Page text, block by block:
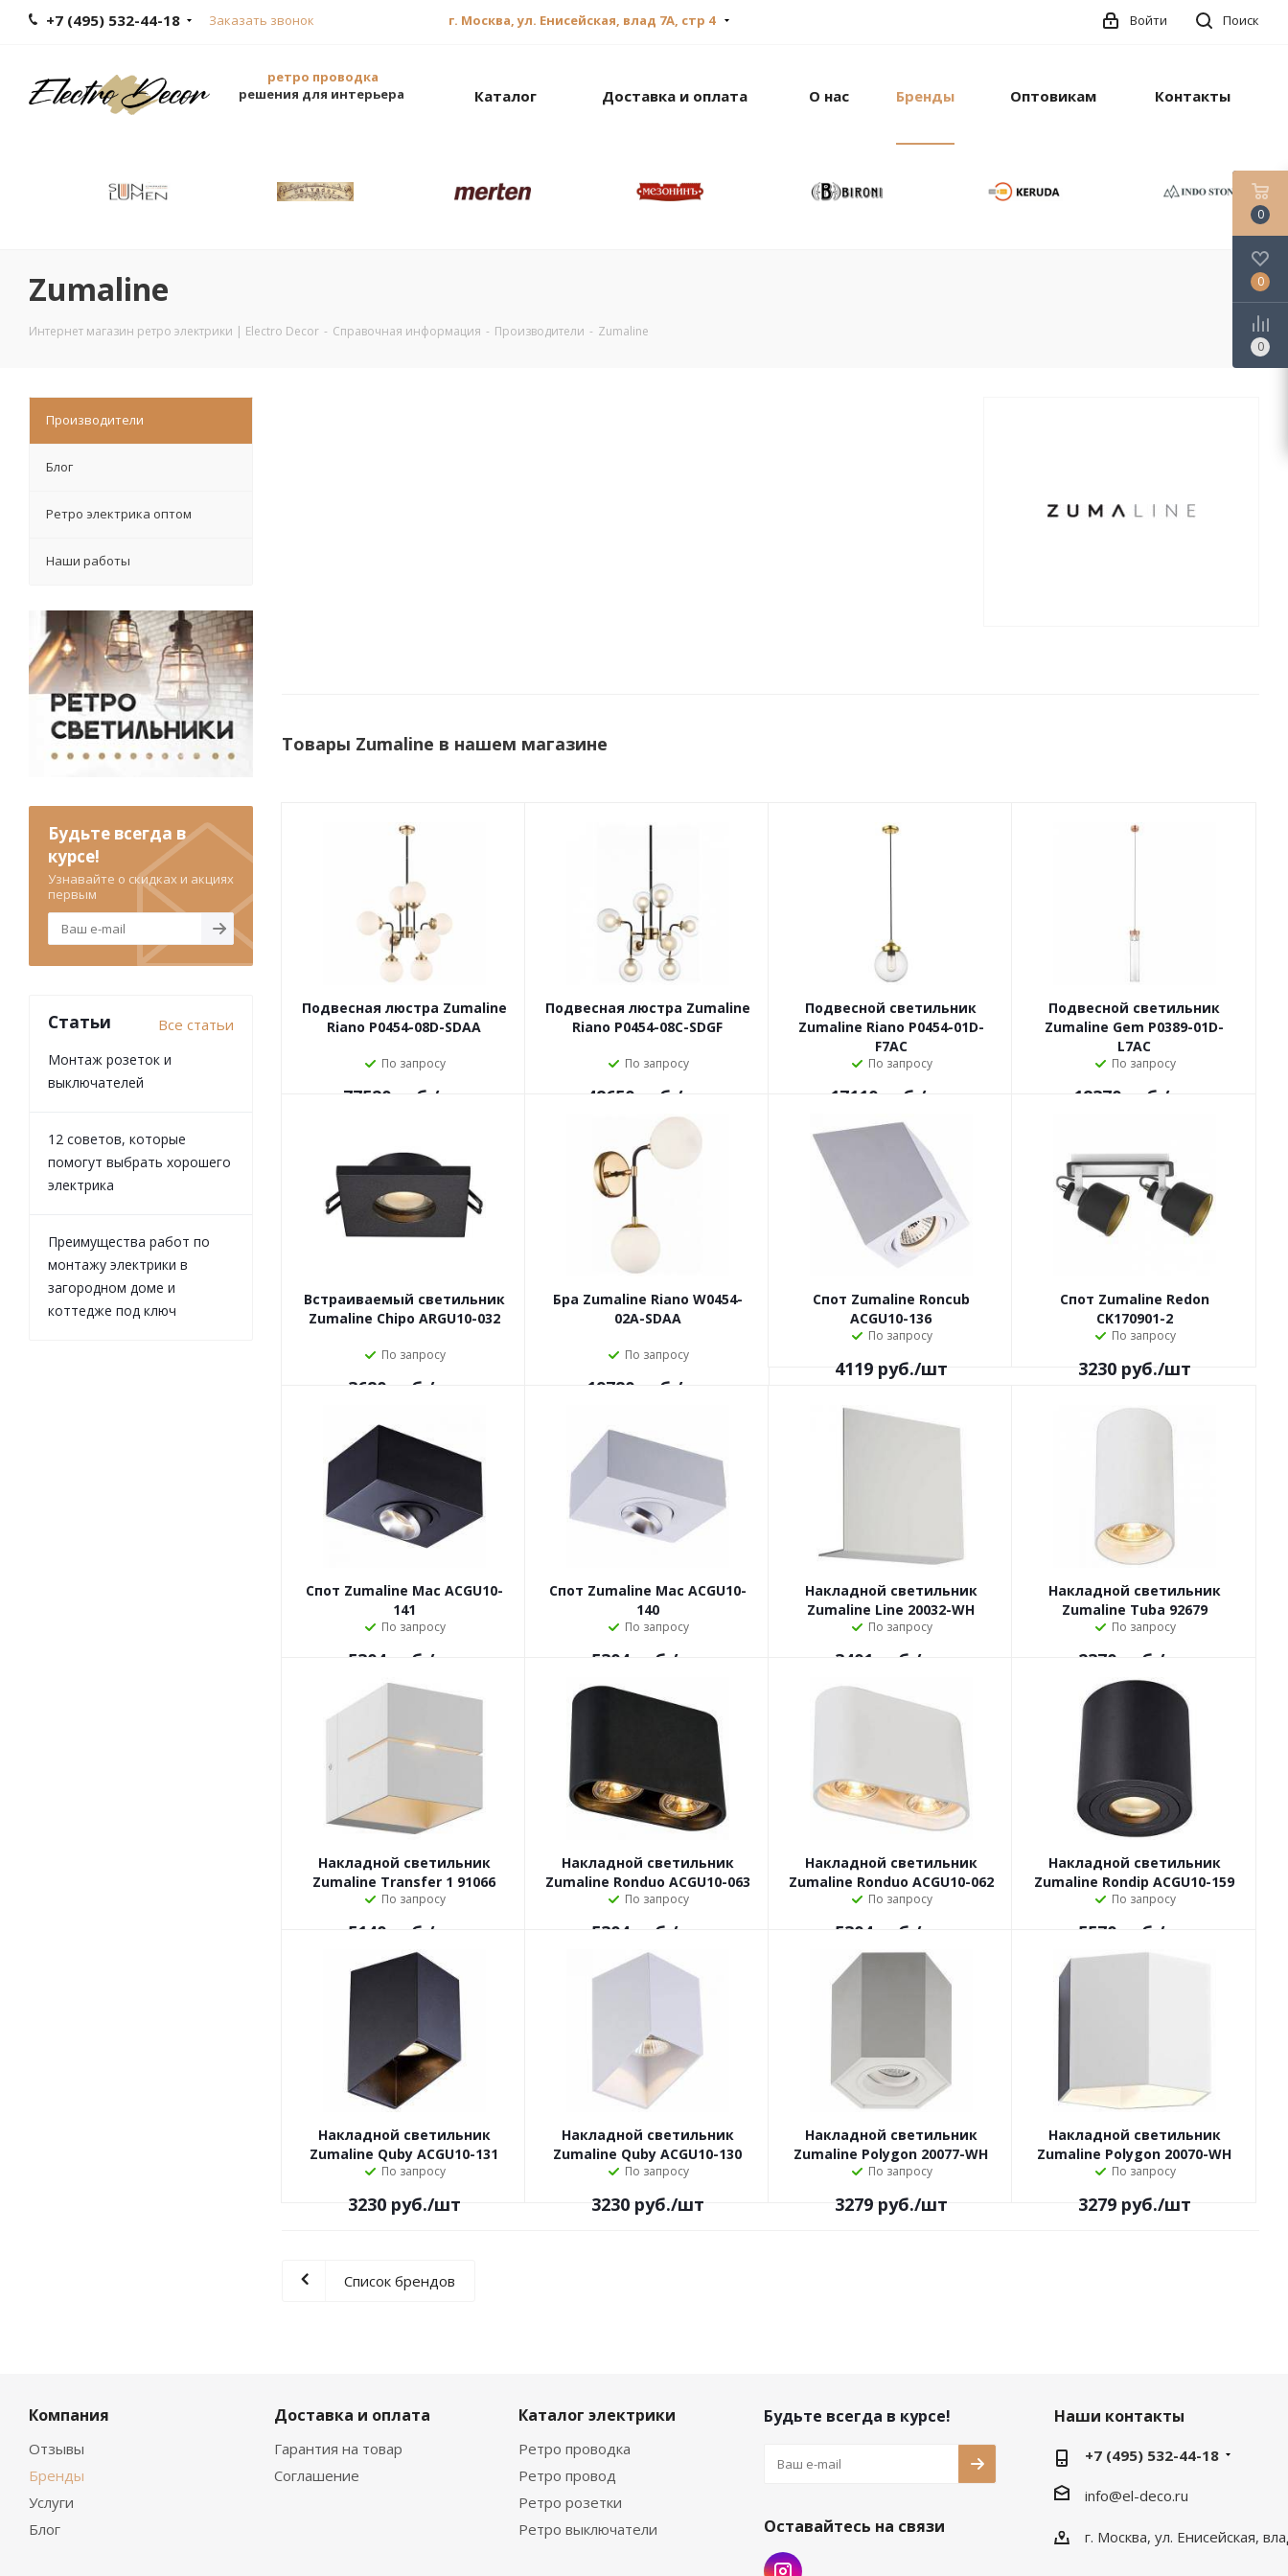
+7 (495) 532-44-18 Заказать звонок г. Москва, ул. Енисейская, влад 7А, стр 4 Поиск
Войти
ретро проводка
решения для интерьера
Каталог Доставка и оплата О нас Бренды Оптовикам Контакты
Zumaline
Интернет магазин ретро электрики | Electro Decor - Справочная информация - Производители - Zumaline
Товары Zumaline в нашем магазине
Подвесная люстра Zumaline
Riano P0454-08D-SDAA
По запросу
77520руб. /шт
Подвесная люстра Zumaline
Riano P0454-08C-SDGF
По запросу
48650руб. /шт
Подвесной светильник
Zumaline Riano P0454-01D-
F7AC
По запросу
17110руб. /шт
Подвесной светильник
Zumaline Gem P0389-01D-
L7AC
По запросу
18370руб. /шт
Встраиваемый светильник
Zumaline Chipo ARGU10-032
По запросу
3680руб. /шт
Бра Zumaline Riano W0454-
02A-SDAA
По запросу
19780руб. /шт
Спот Zumaline Roncub
ACGU10-136
По запросу
4119руб./шт
Спот Zumaline Redon
CK170901-2
По запросу
3230руб./шт
Спот Zumaline Mac ACGU10-
141
По запросу
5304 руб. /шт
Спот Zumaline Mac ACGU10-
140
По запросу
5304 руб. /шт
Накладной светильник
Zumaline Line 20032-WH
По запросу
3401 руб. /шт
Накладной светильник
Zumaline Tuba 92679
По запросу
2370руб. /шт
Накладной светильник
Zumaline Transfer 1 91066
По запросу
5140руб. /шт
Накладной светильник
Zumaline Ronduo ACGU10-063
По запросу
5304 руб. /шт
Накладной светильник
Zumaline Ronduo ACGU10-062
По запросу
5304 руб. /шт
Накладной светильник
Zumaline Rondip ACGU10-159
По запросу
5570руб. /шт
Накладной светильник
Zumaline Quby ACGU10-131
По запросу
3230руб./шт
Накладной светильник
Zumaline Quby ACGU10-130
По запросу
3230руб./шт
Накладной светильник
Zumaline Polygon 20077-WH
По запросу
3279руб./шт
Накладной светильник
Zumaline Polygon 20070-WH
По запросу
3279руб./шт
Список брендов
Производители
Блог
Ретро электрика оптом
Наши работы
Будьте всегда в
курсе!
Узнавайте о скидках и акциях
первым
Статьи Все статьи
Монтаж розеток и
выключателей
12 советов, которые
помогут выбрать хорошего
электрика
Преимущества работ по
монтажу электрики в
загородном доме и
коттедже под ключ
Компания
Отзывы
Бренды
Услуги
Блог
Доставка и оплата
Гарантия на товар
Соглашение
Каталог электрики
Ретро проводка
Ретро провод
Ретро розетки
Ретро выключатели
Будьте всегда в курсе!
Оставайтесь на связи
Наши контакты
+7 (495) 532-44-18
info@el-deco.ru
г. Москва, ул. Енисейская,
0
0
0